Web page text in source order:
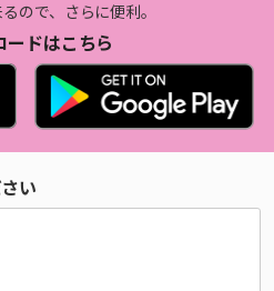
ので、さらに便利。
ードはこちら
い